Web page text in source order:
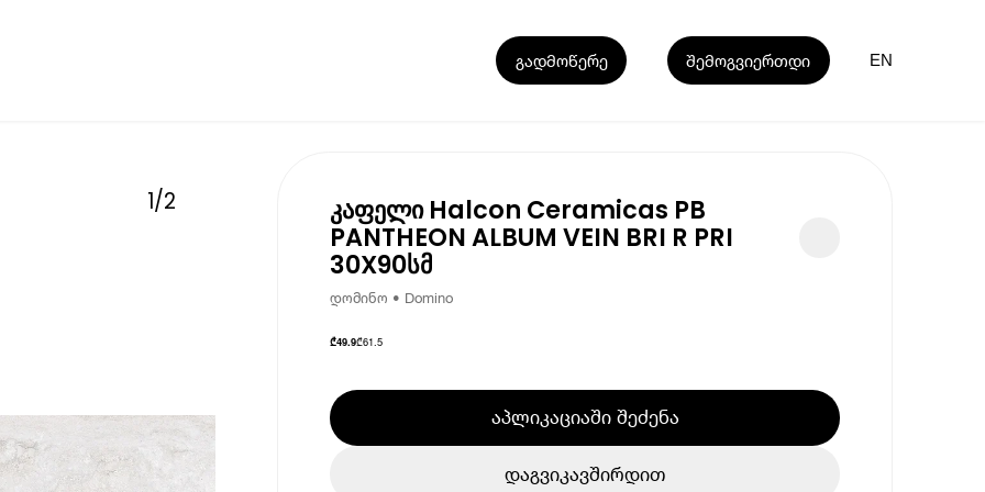
გადმოწერე შემოგვიერთდი EN
1/2 კაფელი Halcon Ceramicas PB
PANTHEON ALBUM VEIN BRI R PRI
30X90სმ
დომინო • Domino
₾49.9₾61.5
აპლიკაციაში შეძენა
დაგვიკავშირდით